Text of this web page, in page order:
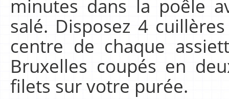
minutes dans la poêle
salé. Disposez 4
centre de chaque
Bruxelles coupés en
filets sur votre purée.